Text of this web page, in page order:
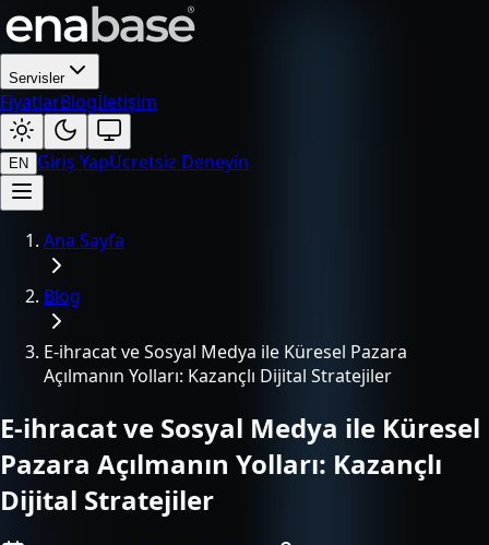
Servisler
FiyatlarBlogİletişim
EN Giriş YapÜcretsiz Deneyin
Ana Sayfa
Blog
E-ihracat ve Sosyal Medya ile Küresel Pazara
Açılmanın Yolları: Kazançlı Dijital Stratejiler
E-ihracat ve Sosyal Medya ile Küresel
Pazara Açılmanın Yolları: Kazançlı
Dijital Stratejiler